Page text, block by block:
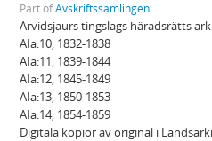
Part ofAvskriftssamlingen
Arvidsjaurs tingslags häradsrätts
AIa:10, 1832-1838
AIa:11, 1839-1844
AIa:12, 1845-1849
AIa:13, 1850-1853
AIa:14, 1854-1859
Digitala kopior av original i